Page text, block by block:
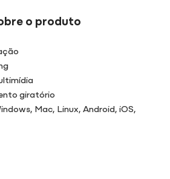
o produto
giratório
Mac, Linux, Android, iOS,